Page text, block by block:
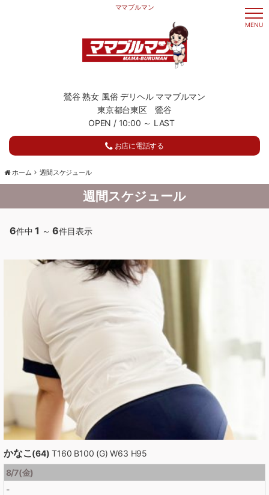
ママブルマン
鶯谷 熟女 風俗 デリヘル ママブルマン
東京都台東区 鶯谷
OPEN / 10:00 ～ LAST
お店に電話する
ホーム 週間スケジュール
週間スケジュール
6件中1 ～6件目表示
かなこ(64) T160 B100 (G) W63 H95
8/7(金)
-
t
o
g
n
MENU